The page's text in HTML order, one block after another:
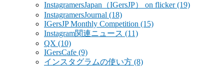
InstagramersJapan（IGersJP） on flicker(19)
InstagramersJournal (18)
IGersJP Monthly Competition (15)
Instagram関連ニュース (11)
QX (10)
IGersCafe (9)
インスタグラムの使い方 (8)